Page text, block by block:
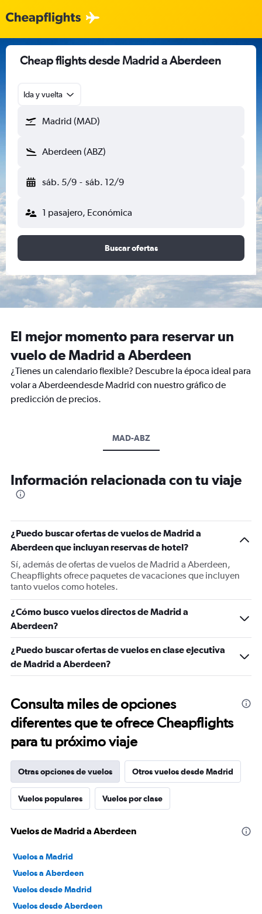
Cheap flights desde Madrid a Aberdeen
Ida y vuelta
Madrid (MAD)
Aberdeen (ABZ)
sáb. 5/9 - sáb. 12/9
1 pasajero, Económica
Buscar ofertas
El mejor momento para reservar un
vuelo de Madrid a Aberdeen
¿Tienes un calendario flexible? Descubre la época ideal para
volar a Aberdeendesde Madrid con nuestro gráfico de
predicción de precios.
MAD-ABZ
Información relacionada con tu viaje
¿Puedo buscar ofertas de vuelos de Madrid a
Aberdeen que incluyan reservas de hotel?
Sí, además de ofertas de vuelos de Madrid a Aberdeen,
Cheapflights ofrece paquetes de vacaciones que incluyen
tanto vuelos como hoteles.
¿Cómo busco vuelos directos de Madrid a
Aberdeen?
¿Puedo buscar ofertas de vuelos en clase ejecutiva
de Madrid a Aberdeen?
Consulta miles de opciones
diferentes que te ofrece Cheapflights
para tu próximo viaje
Otras opciones de vuelos Otros vuelos desde Madrid
Vuelos populares Vuelos por clase
Vuelos de Madrid a Aberdeen
Vuelos a Madrid
Vuelos a Aberdeen
Vuelos desde Madrid
Vuelos desde Aberdeen